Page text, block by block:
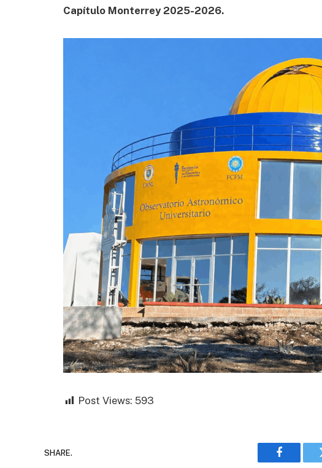
Capítulo Monterrey 2025-2026.
Post Views: 593
SHARE.
Facebook